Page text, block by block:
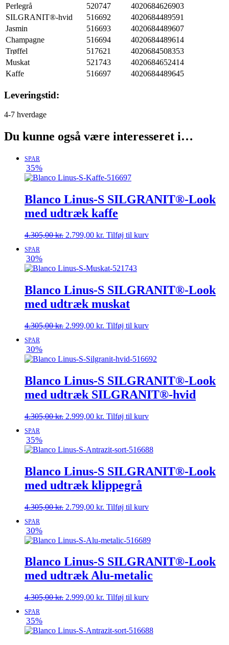
Perlegrå
520747
4020684626903
SILGRANIT®-hvid
516692
4020684489591
Jasmin
516693
4020684489607
Champagne
516694
4020684489614
Trøffel
517621
4020684508353
Muskat
521743
4020684652414
Kaffe
516697 4020684489645
Leveringstid:
4-7 hverdage
Du kunne også være interesseret i…
SPAR
35%
Blanco Linus-S SILGRANIT®-Look
med udtræk kaffe
4.305,00kr. Den
4.305,00 kr..
2.799,00 kr. Den
2.799,00 kr..
Tilføj til kurv
SPAR
30%
Blanco Linus-S SILGRANIT®-Look
med udtræk muskat
4.305,00kr. Den
4.305,00 kr..
2.999,00 kr. Den
2.999,00 kr..
Tilføj til kurv
SPAR
30%
Blanco Linus-S SILGRANIT®-Look
med udtræk SILGRANIT®-hvid
4.305,00kr. Den
4.305,00 kr..
2.999,00 kr. Den
2.999,00 kr..
Tilføj til kurv
SPAR
35%
Blanco Linus-S SILGRANIT®-Look
med udtræk klippegrå
4.305,00kr. Den
4.305,00 kr..
2.799,00 kr. Den
2.799,00 kr..
Tilføj til kurv
SPAR
30%
Blanco Linus-S SILGRANIT®-Look
med udtræk Alu-metalic
4.305,00kr. Den
4.305,00 kr..
2.999,00 kr. Den
2.999,00 kr..
Tilføj til kurv
SPAR
35%